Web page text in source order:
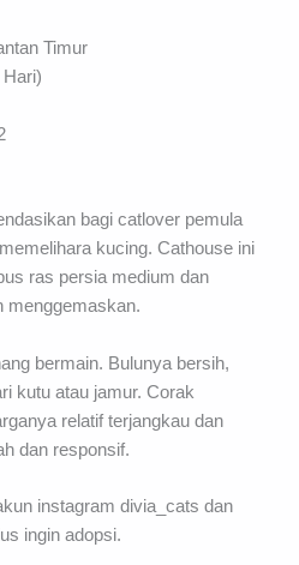
Timur
bagi catlover pemula
kucing. Cathouse ini
ras persia medium dan
menggemaskan.
bermain. Bulunya bersih,
kutu atau jamur. Corak
relatif terjangkau dan
dan responsif.
instagram divia_cats dan
ingin adopsi.